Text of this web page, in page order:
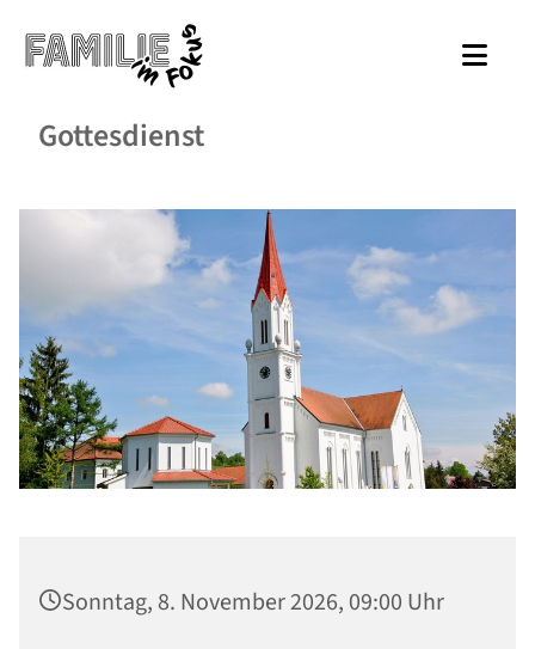
Gottesdienst
Sonntag, 8. November 2026, 09:00 Uhr